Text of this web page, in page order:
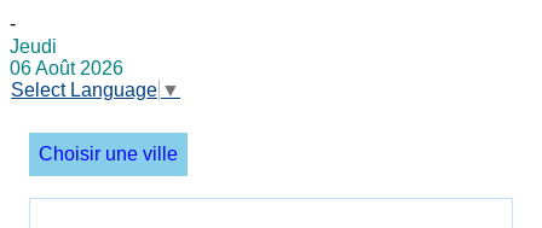
-
Jeudi
06 Août 2026
Select Language ▼
Choisir une ville